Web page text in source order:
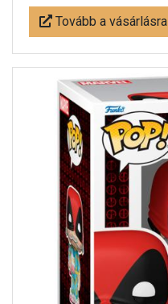
Tovább a vásárlásra